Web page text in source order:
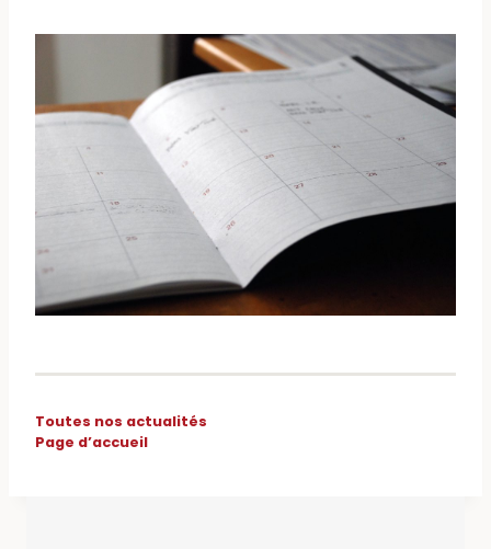
Toutes nos actualités
Page d’accueil